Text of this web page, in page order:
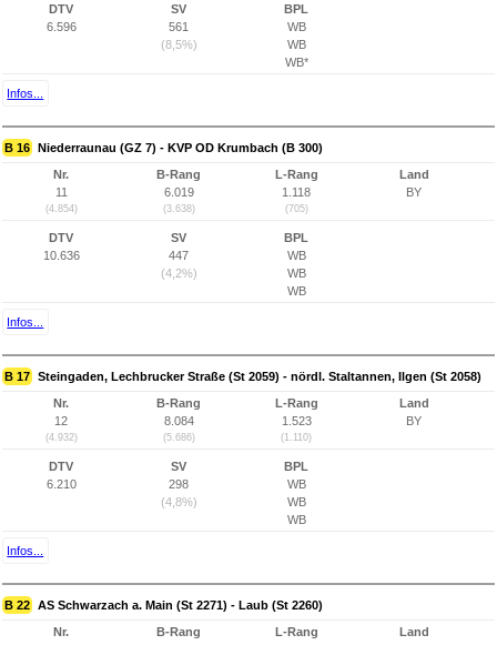
DTV
6.596
SV
561
(8,5%)
BPL
WB
WB
WB*
Infos...
B 16 Niederraunau (GZ 7) - KVP OD Krumbach (B 300)
Nr.
11
(4.854)
B-Rang
6.019
(3.638)
L-Rang
1.118
(705)
Land
BY
DTV
10.636
SV
447
(4,2%)
BPL
WB
WB
WB
Infos...
B 17 Steingaden, Lechbrucker Straße (St 2059) - nördl. Staltannen, Ilgen (St 2058)
Nr.
12
(4.932)
B-Rang
8.084
(5.686)
L-Rang
1.523
(1.110)
Land
BY
DTV
6.210
SV
298
(4,8%)
BPL
WB
WB
WB
Infos...
B 22 AS Schwarzach a. Main (St 2271) - Laub (St 2260)
Nr.
B-Rang
L-Rang
Land